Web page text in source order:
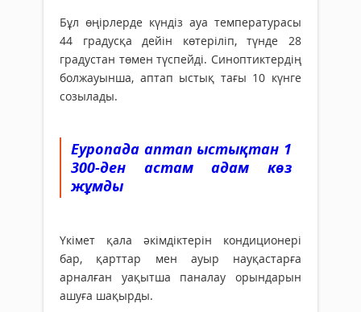
Бұл өңірлерде күндіз ауа температурасы
44 градусқа дейін көтеріліп, түнде 28
градустан төмен түспейді. Синоптиктердің
болжауынша, аптап ыстық тағы 10 күнге
созылады.
Еуропада аптап ыстықтан 1
300-ден астам адам көз
жұмды
Үкімет қала әкімдіктерін кондиционері
бар, қарттар мен ауыр науқастарға
арналған уақытша паналау орындарын
ашуға шақырды.